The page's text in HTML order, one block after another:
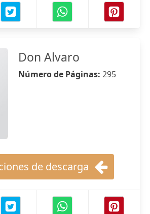
Don Alvaro
Número de Páginas: 295
de descarga